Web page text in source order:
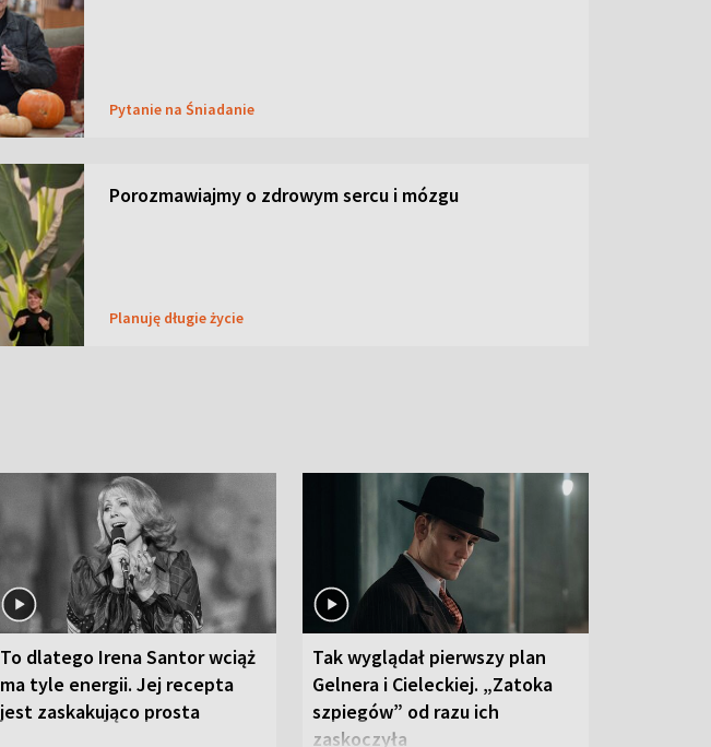
Pytanie na Śniadanie
Porozmawiajmy o zdrowym sercu i mózgu
Planuję długie życie
To dlatego Irena Santor wciąż
ma tyle energii. Jej recepta
jest zaskakująco prosta
Tak wyglądał pierwszy plan
Gelnera i Cieleckiej. „Zatoka
szpiegów” od razu ich
zaskoczyła